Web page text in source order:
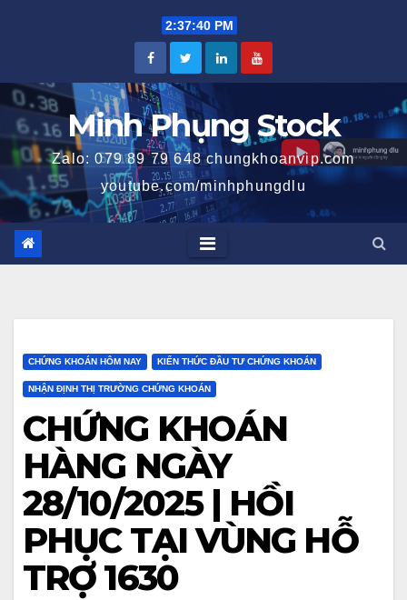
2:37:41 PM
Minh Phụng Stock
Zalo: 079 89 79 648 chungkhoanvip.com
youtube.com/minhphungdlu
CHỨNG KHOÁN HÔM NAY KIẾN THỨC ĐẦU TƯ CHỨNG KHOÁN
NHẬN ĐỊNH THỊ TRƯỜNG CHỨNG KHOÁN
CHỨNG KHOÁN
HÀNG NGÀY
28/10/2025 | HỒI
PHỤC TẠI VÙNG HỖ
TRỢ 1630